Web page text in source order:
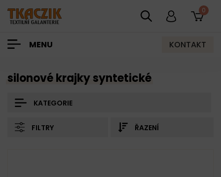
0
MENU KONTAKT
KATEGORIE
FILTRY
silonové krajky syntetické
ŘAZENÍ